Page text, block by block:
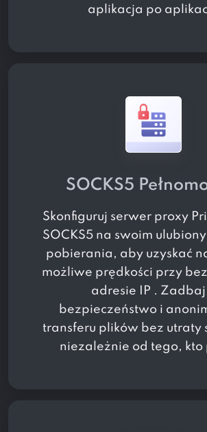
aplikacja po
SOCKS5
Skonfiguruj serwer proxy
SOCKS5 na swoim
pobierania, aby uzyskać
możliwe prędkości przy
adresie IP . Zadbaj
bezpieczeństwo i
transferu plików bez utraty
niezależnie od tego, kto